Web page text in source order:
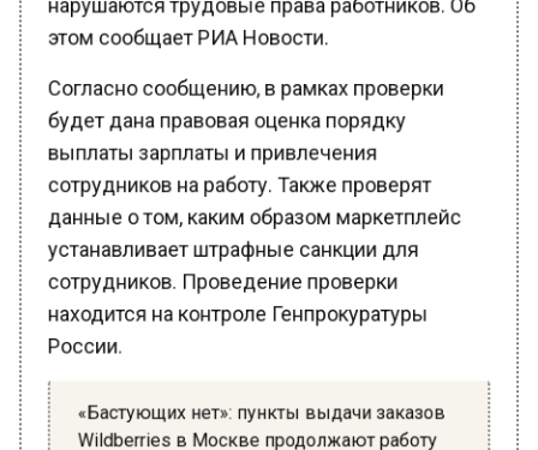
этом сообщает РИА Новости.
будет дана правовая оценка порядку
выплаты зарплаты и привлечения
сотрудников на работу. Также проверят
данные о том, каким образом маркетплейс
устанавливает штрафные санкции для
сотрудников. Проведение проверки
находится на контроле Генпрокуратуры
России.
«Бастующих нет»: пункты выдачи заказов
Wildberries в Москве продолжают работу